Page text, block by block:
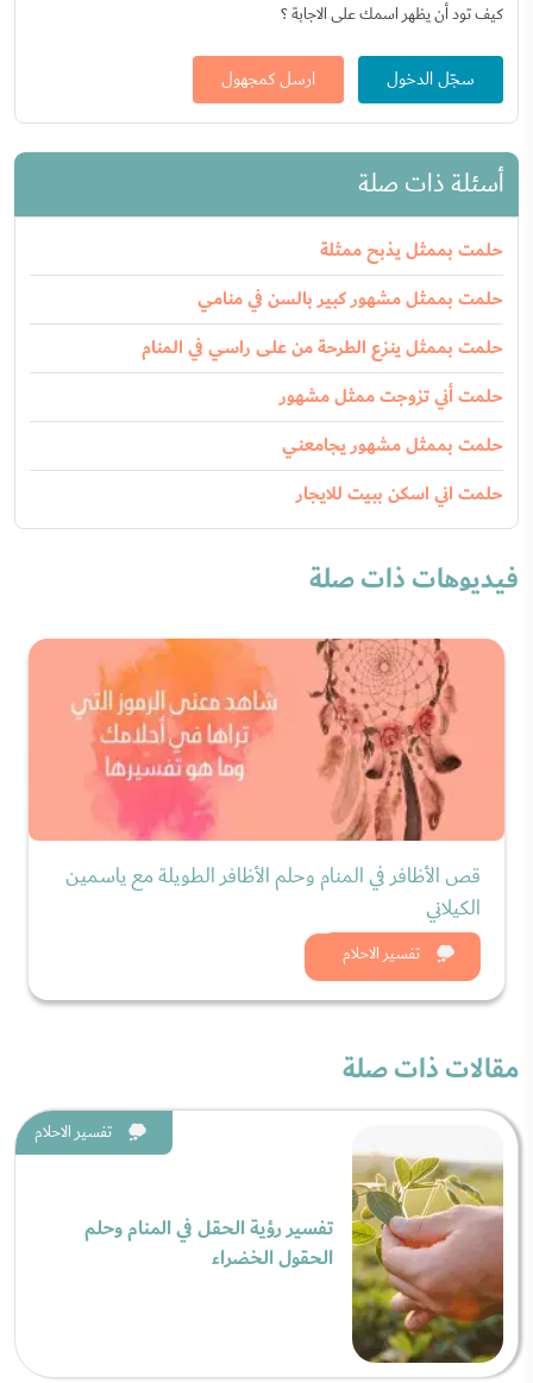
كيف تود أن يظهر اسمك على الاجابة ؟
سجّل الدخول ارسل كمجهول
أسئلة ذات صلة
حلمت بممثل يذبح ممثلة
حلمت بممثل مشهور كبير بالسن في منامي
حلمت بممثل ينزع الطرحة من على راسي في المنام
حلمت أني تزوجت ممثل مشهور
حلمت بممثل مشهور يجامعني
حلمت اني اسكن ببيت للايجار
فيديوهات ذات صلة
تفسير الاحلام
قص الأظافر في المنام وحلم الأظافر الطويلة مع ياسمين
الكيلاني
شاهد الان
مقالات ذات صلة
تفسير الاحلام
تفسير رؤية الحقل في المنام وحلم
الحقول الخضراء